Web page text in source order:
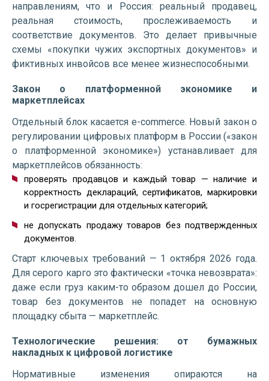
направлениям, что и Россия: реальный продавец,
реальная стоимость, прослеживаемость и
соответствие документов. Это делает привычные
схемы «покупки чужих экспортных документов» и
фиктивных инвойсов все менее жизнеспособными.
Закон о платформенной экономике и
маркетплейсах
Отдельный блок касается e-commerce. Новый закон о
регулировании цифровых платформ в России («закон
о платформенной экономике») устанавливает для
маркетплейсов обязанность:
проверять продавцов и каждый товар — наличие и
корректность деклараций, сертификатов, маркировки
и госрегистрации для отдельных категорий;
не допускать продажу товаров без подтвержденных
документов.
Старт ключевых требований — 1 октября 2026 года.
Для серого карго это фактически «точка невозврата»:
даже если груз каким-то образом дошел до России,
товар без документов не попадет на основную
площадку сбыта — маркетплейс.
Технологические решения: от бумажных
накладных к цифровой логистике
Нормативные изменения опираются на